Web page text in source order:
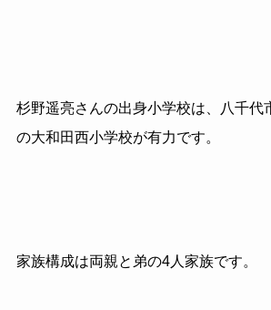
杉野遥亮さんの出身小学校は、八千代
の大和田西小学校が有力です。
家族構成は両親と弟の4人家族です。